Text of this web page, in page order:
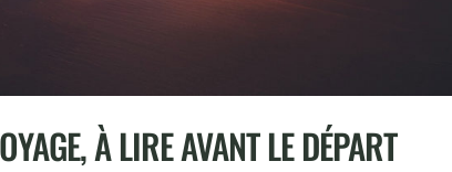
À LIRE AVANT LE DÉPART